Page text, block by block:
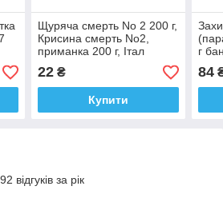
Щуряча смерть No 2 200 г,
Крисина смерть No2,
приманка 200 г, Італ
Тайгер
22₴
Купити
г
84
відгуків за рік